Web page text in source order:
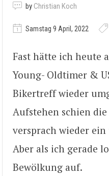
by Christian Koch
Samstag 9 April, 2022
Fast hätte ich heute
Young- Oldtimer &
Bikertreff wieder
Aufstehen schien die
versprach wieder
Aber als ich gerade
Bewölkung auf.